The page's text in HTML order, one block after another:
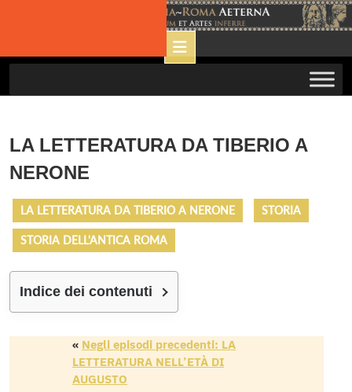
LA LETTERATURA DA TIBERIO A
NERONE
LA LETTERATURA DA TIBERIO A NERONE STORIA
STORIA DELL'ANTICA ROMA
Indice dei contenuti
« Negli episodi precedenti: LA
LETTERATURA NELL’ETÀ DI
AUGUSTO